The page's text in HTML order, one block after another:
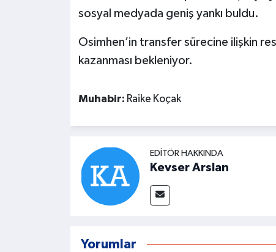
sosyal medyada geniş yankı buldu.
Osimhen’in transfer sürecine ilişkin
kazanması bekleniyor.
Muhabir: Raike Koçak
EDITÖR HAKKINDA
Kevser Arslan
Yorumlar